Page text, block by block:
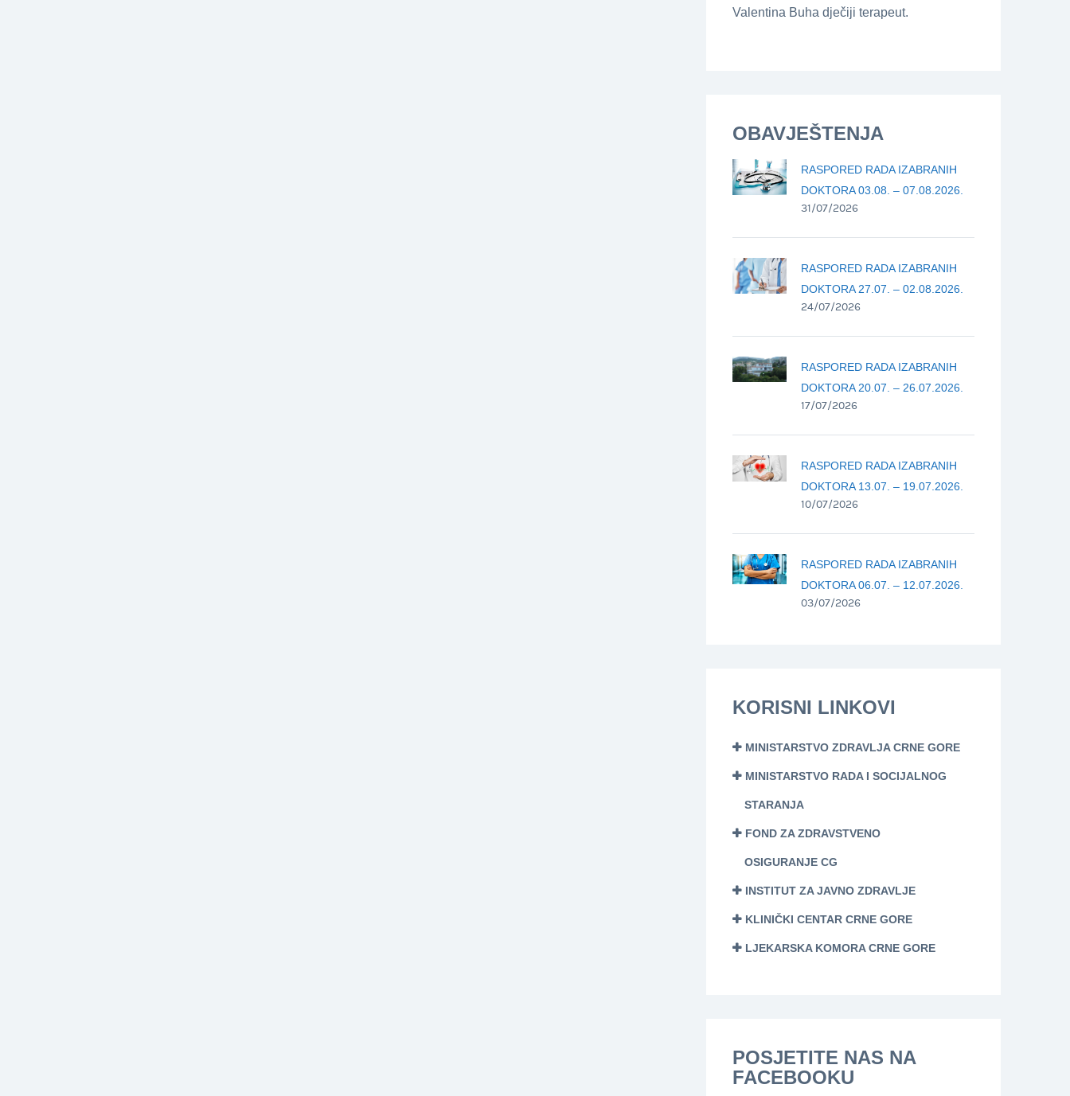
Valentina Buha dječiji terapeut.
OBAVJEŠTENJA
RASPORED RADA IZABRANIH
DOKTORA 03.08. – 07.08.2026.
31/07/2026
RASPORED RADA IZABRANIH
DOKTORA 27.07. – 02.08.2026.
24/07/2026
RASPORED RADA IZABRANIH
DOKTORA 20.07. – 26.07.2026.
17/07/2026
RASPORED RADA IZABRANIH
DOKTORA 13.07. – 19.07.2026.
10/07/2026
RASPORED RADA IZABRANIH
DOKTORA 06.07. – 12.07.2026.
03/07/2026
KORISNI LINKOVI
MINISTARSTVO ZDRAVLJA CRNE GORE
MINISTARSTVO RADA I SOCIJALNOG
STARANJA
FOND ZA ZDRAVSTVENO
OSIGURANJE CG
INSTITUT ZA JAVNO ZDRAVLJE
KLINIČKI CENTAR CRNE GORE
LJEKARSKA KOMORA CRNE GORE
POSJETITE NAS NA
FACEBOOKU